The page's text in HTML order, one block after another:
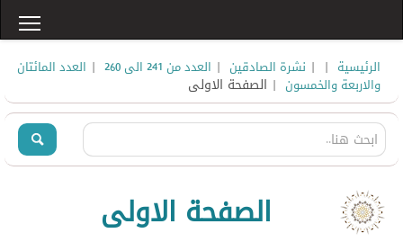
الرئيسية |
| نشرة الصادقين | العدد من 241 الى 260 | العدد المائتان
والاربعة والخمسون | الصفحة الاولى
الصفحة الاولى